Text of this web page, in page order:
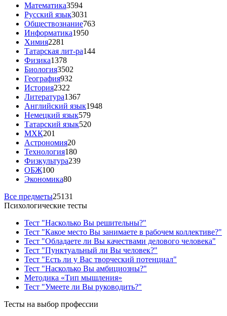
Математика3594
Русский язык3031
Обществознание763
Информатика1950
Химия2281
Татарская лит-ра144
Физика1378
Биология3502
География932
История2322
Литература1367
Английский язык1948
Немецкий язык579
Татарский язык520
МХК201
Астрономия20
Технология180
Физкультура239
ОБЖ100
Экономика80
Все предметы25131
Психологические тесты
Тест "Насколько Вы решительны?"
Тест "Какое место Вы занимаете в рабочем коллективе?"
Тест "Обладаете ли Вы качествами делового человека"
Тест "Пунктуальный ли Вы человек?"
Тест "Есть ли у Вас творческий потенциал"
Тест "Насколько Вы амбициозны?"
Методика «Тип мышления»
Тест "Умеете ли Вы руководить?"
Тесты на выбор профессии